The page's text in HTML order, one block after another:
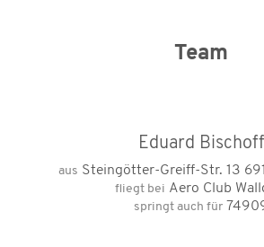
Team
Eduard Bischoff
aus Steingötter-Greiff-Str. 13
fliegt bei Aero Club
springt auch für